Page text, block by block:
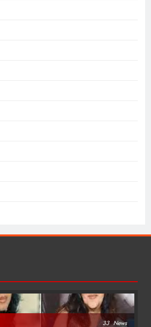
33 News